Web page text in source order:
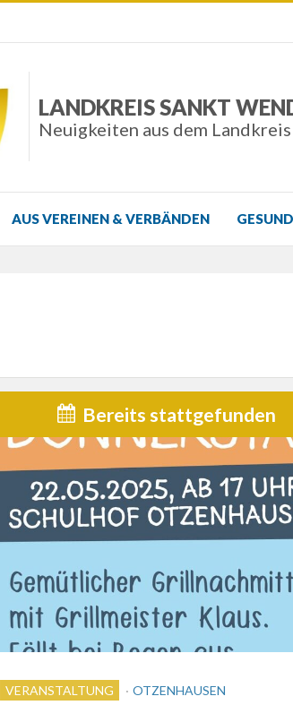
LANDKREIS SANKT
Neuigkeiten aus dem
AUS VEREINEN & VERBÄNDEN
Bereits stattgefunden
VERANSTALTUNG OTZENHAUSEN